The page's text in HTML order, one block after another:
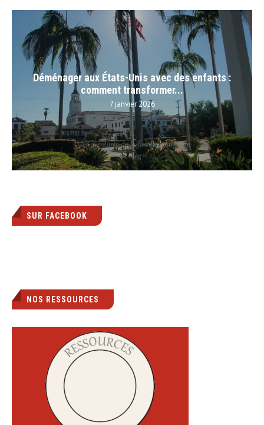
Déménager aux États-Unis avec des enfants :
comment transformer...
7 janvier 2026
SUR FACEBOOK
NOS RESSOURCES